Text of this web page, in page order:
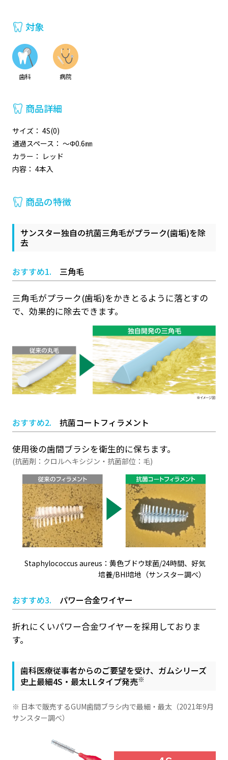
対象
歯科 病院
商品詳細
サイズ： 4S(0)
通過スペース： ～Φ0.6㎜
カラー： レッド
内容： 4本入
商品の特徴
サンスター独自の抗菌三角毛がプラーク(歯垢)を除
去
おすすめ1. 三角毛
三角毛がプラーク(歯垢)をかきとるように落とすの
で、効果的に除去できます。
おすすめ2. 抗菌コートフィラメント
使用後の歯間ブラシを衛生的に保ちます。
(抗菌剤：クロルヘキシジン・抗菌部位：毛)
Staphylococcus aureus：黄色ブドウ球菌/24時間、好気
培養/BHI培地（サンスター調べ）
おすすめ3. パワー合金ワイヤー
折れにくいパワー合金ワイヤーを採用しておりま
す。
歯科医療従事者からのご要望を受け、ガムシリーズ
史上最細4S・最太LLタイプ発売※
※ 日本で販売するGUM歯間ブラシ内で最細・最太（2021年9月
サンスター調べ）